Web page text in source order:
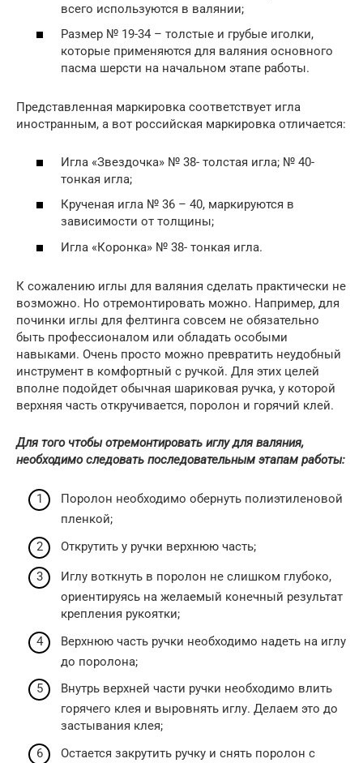
всего используются в валянии;
Размер № 19-34 – толстые и грубые иголки,
которые применяются для валяния основного
пасма шерсти на начальном этапе работы.
Представленная маркировка соответствует игла
иностранным, а вот российская маркировка отличается:
Игла «Звездочка» № 38- толстая игла; № 40-
тонкая игла;
Крученая игла № 36 – 40, маркируются в
зависимости от толщины;
Игла «Коронка» № 38- тонкая игла.
К сожалению иглы для валяния сделать практически не
возможно. Но отремонтировать можно. Например, для
починки иглы для фелтинга совсем не обязательно
быть профессионалом или обладать особыми
навыками. Очень просто можно превратить неудобный
инструмент в комфортный с ручкой. Для этих целей
вполне подойдет обычная шариковая ручка, у которой
верхняя часть откручивается, поролон и горячий клей.
Для того чтобы отремонтировать иглу для валяния,
необходимо следовать последовательным этапам работы:
Поролон необходимо обернуть полиэтиленовой
пленкой;
Открутить у ручки верхнюю часть;
Иглу воткнуть в поролон не слишком глубоко,
ориентируясь на желаемый конечный результат
крепления рукоятки;
Верхнюю часть ручки необходимо надеть на иглу
до поролона;
Внутрь верхней части ручки необходимо влить
горячего клея и выровнять иглу. Делаем это до
застывания клея;
Остается закрутить ручку и снять поролон с